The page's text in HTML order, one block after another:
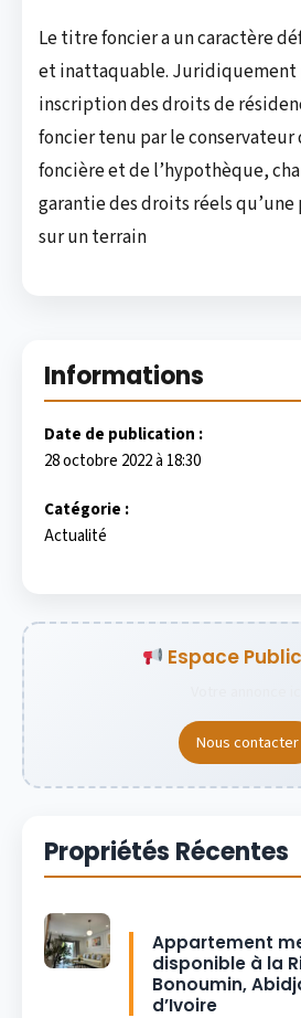
Le titre foncier a un caractère
et inattaquable. Juridiquement
inscription des droits de
foncier tenu par le conservateur
foncière et de l’hypothèque,
garantie des droits réels qu’une
sur un terrain
Informations
Date de publication :
28 octobre 2022 à 18:30
Catégorie :
Actualité
Espace
Nous contacter
Propriétés Récentes
Appartement
disponible à la
Bonoumin,
d’Ivoire